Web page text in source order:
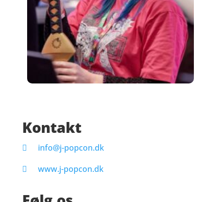
Kontakt
info@j-popcon.dk
www.j-popcon.dk